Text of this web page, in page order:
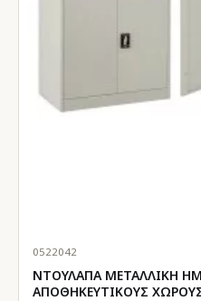
0522042
ΝΤΟΥΛΑΠΑ ΜΕΤΑΛΛΙΚΗ
ΑΠΟΘΗΚΕΥΤΙΚΟΥΣ ΧΩΡΟΥΣ